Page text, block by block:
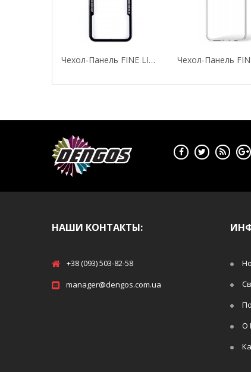
Чехол-Панель FINE LINE TPU Для Xiaomi Redmi...
НАШИ КОНТАКТЫ:
+38 (093) 503-82-58
manager@dengos.com.ua
О